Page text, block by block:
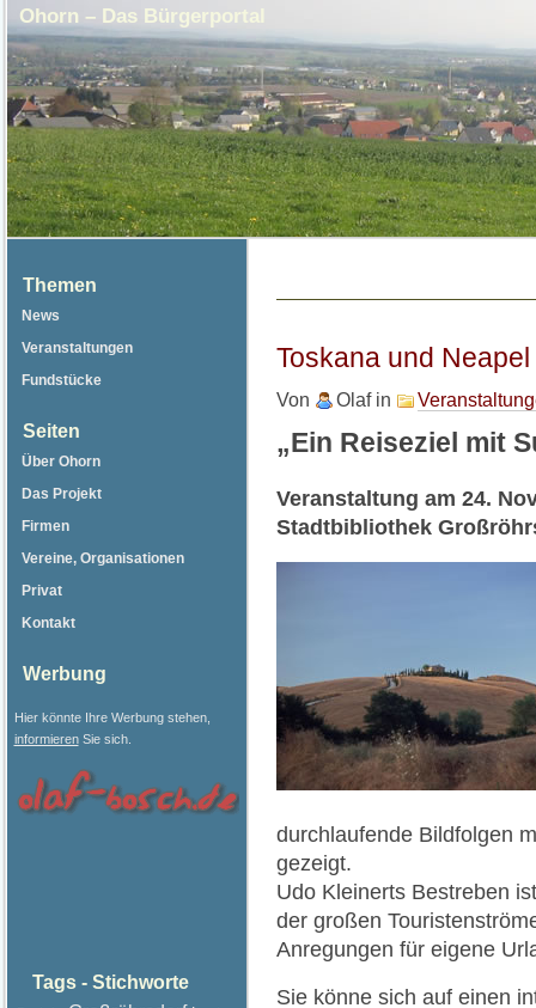
Ohorn – Das Bürgerportal
Toskana und
Von Olaf in
„Ein Reiseziel mit
Veranstaltung am 24.
Stadtbibliothek
durchlaufende Bildfolgen
gezeigt.
Udo Kleinerts Bestreben
der großen
Anregungen für eigene
Sie könne sich auf einen
Themen
News
Veranstaltungen
Fundstücke
Seiten
Über Ohorn
Das Projekt
Firmen
Vereine, Organisationen
Privat
Kontakt
Werbung
Hier könnte Ihre Werbung stehen,
informierenSie sich.
Tags - Stichworte